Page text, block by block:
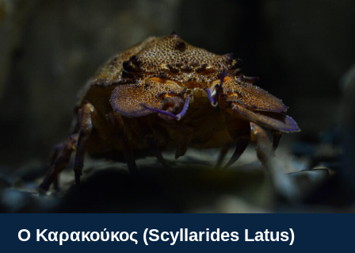
Ο Καρακούκος (Scyllarides Latus)